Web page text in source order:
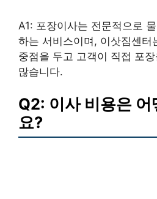
A1: 포장이사는 전문적으로
하는 서비스이며, 이삿짐센터
중점을 두고 고객이 직접 포
많습니다.
Q2: 이사 비용은
요?